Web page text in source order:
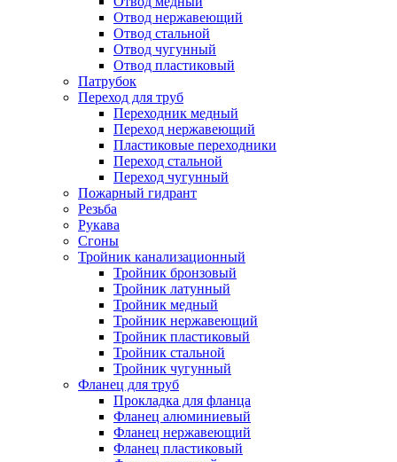
Отвод нержавеющий
Отвод стальной
Отвод чугунный
Отвод пластиковый
Патрубок
Переход для труб
Переходник медный
Переход нержавеющий
Пластиковые переходники
Переход стальной
Переход чугунный
Пожарный гидрант
Резьба
Рукава
Сгоны
Тройник канализационный
Тройник бронзовый
Тройник латунный
Тройник медный
Тройник нержавеющий
Тройник пластиковый
Тройник стальной
Тройник чугунный
Фланец для труб
Прокладка для фланца
Фланец алюминиевый
Фланец нержавеющий
Фланец пластиковый